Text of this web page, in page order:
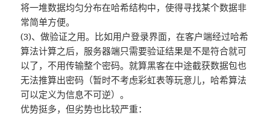
将一堆数据均匀分布在哈希结构中，使得寻找某个数据非
常简单方便。
(3)、做验证之用。比如用户登录界面，在客户端经过哈希
算法计算之后，服务器端只需要验证结果是不是符合就可
以了，不用传输整个密码。就算黑客在中途截获数据包也
无法推算出密码（暂时不考虑彩虹表等玩意儿，哈希算法
可以定义为信息不可逆）。
优势挺多，但劣势也比较严重：